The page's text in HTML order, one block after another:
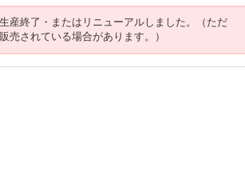
産終了・またはリニューアルしました。（ただ
売されている場合があります。）